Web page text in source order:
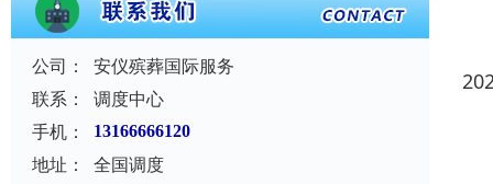
公司：
安仪殡葬国际服务
联系：
调度中心
手机：
13166666120
地址：
全国调度